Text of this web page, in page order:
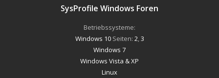
SysProfile Windows Foren
Betriebssysteme:
Windows 10Seiten: 2 3
Windows 7
Windows Vista & XP
Linux